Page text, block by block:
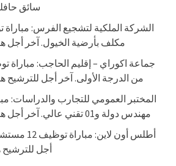
سائق
مكلف بأرضية الخيول. آخر أجل هو 06 يونيو
من الدرجة الأولى. آخر أجل للترشيح هو 09 يونيو
مهندس دولة و01 تقني عالي. آخر أجل هو 02 يونيو 2023
أطلس أون لاين:
أجل للترشيح هو 2